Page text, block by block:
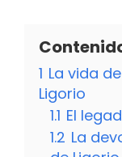
1 La vida
Ligorio
1.1 El
1.2 La